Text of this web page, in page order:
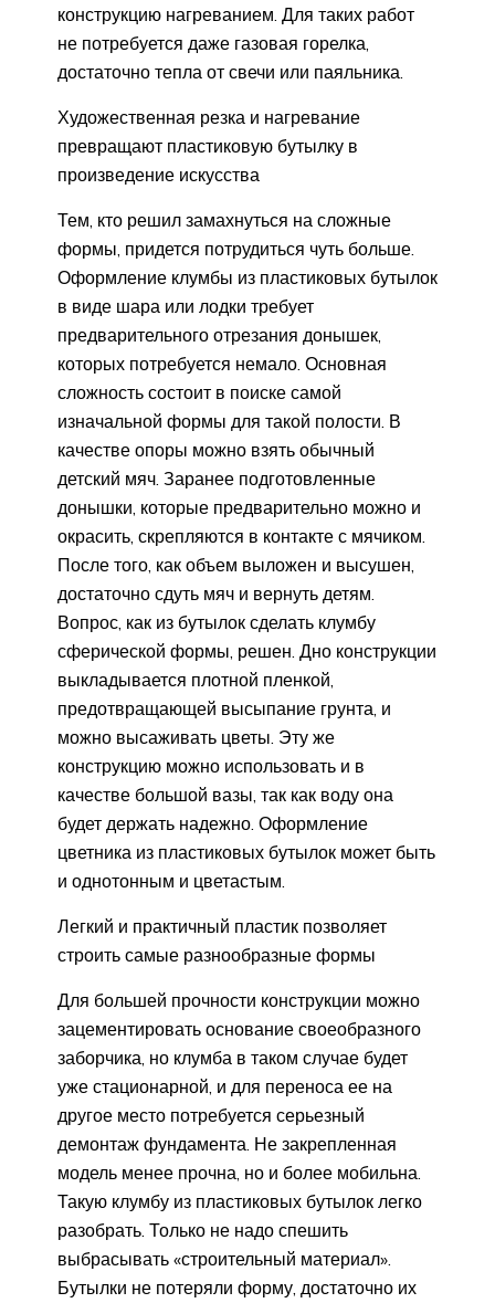
конструкцию нагреванием. Для таких работ
не потребуется даже газовая горелка,
достаточно тепла от свечи или паяльника.
Художественная резка и нагревание
превращают пластиковую бутылку в
произведение искусства
Тем, кто решил замахнуться на сложные
формы, придется потрудиться чуть больше.
Оформление клумбы из пластиковых бутылок
в виде шара или лодки требует
предварительного отрезания донышек,
которых потребуется немало. Основная
сложность состоит в поиске самой
изначальной формы для такой полости. В
качестве опоры можно взять обычный
детский мяч. Заранее подготовленные
донышки, которые предварительно можно и
окрасить, скрепляются в контакте с мячиком.
После того, как объем выложен и высушен,
достаточно сдуть мяч и вернуть детям.
Вопрос, как из бутылок сделать клумбу
сферической формы, решен. Дно конструкции
выкладывается плотной пленкой,
предотвращающей высыпание грунта, и
можно высаживать цветы. Эту же
конструкцию можно использовать и в
качестве большой вазы, так как воду она
будет держать надежно. Оформление
цветника из пластиковых бутылок может быть
и однотонным и цветастым.
Легкий и практичный пластик позволяет
строить самые разнообразные формы
Для большей прочности конструкции можно
зацементировать основание своеобразного
заборчика, но клумба в таком случае будет
уже стационарной, и для переноса ее на
другое место потребуется серьезный
демонтаж фундамента. Не закрепленная
модель менее прочна, но и более мобильна.
Такую клумбу из пластиковых бутылок легко
разобрать. Только не надо спешить
выбрасывать «строительный материал».
Бутылки не потеряли форму, достаточно их